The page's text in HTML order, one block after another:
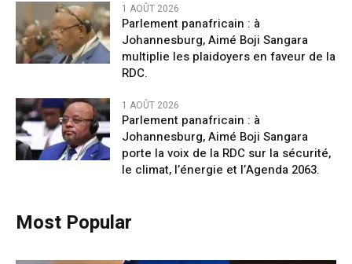
1 AOÛT 2026
Parlement panafricain : à
Johannesburg, Aimé Boji Sangara
multiplie les plaidoyers en faveur de la
RDC.
1 AOÛT 2026
Parlement panafricain : à
Johannesburg, Aimé Boji Sangara
porte la voix de la RDC sur la sécurité,
le climat, l’énergie et l’Agenda 2063.
Most Popular